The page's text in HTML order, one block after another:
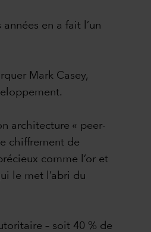
en a fait l’un
Mark Casey,
architecture « peer-
chiffrement de
comme l’or et
le met l’abri du
– soit 40 % de